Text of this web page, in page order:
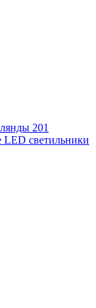
201
LED светильники